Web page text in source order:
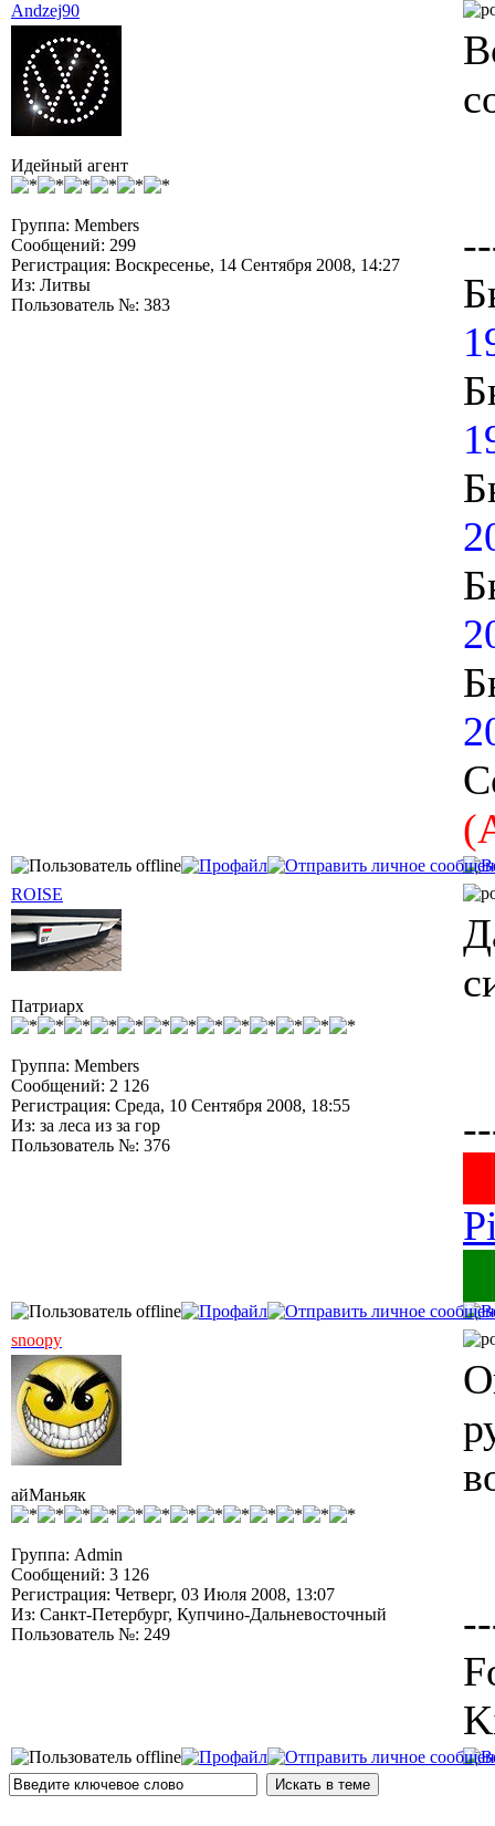
Andzej90
Идейный агент
Группа: Members
Сообщений: 299
Регистрация: Воскресенье, 14 Сентября 2008, 14:27
Из: Литвы
Пользователь №: 383
ROISE
Патриарх
Группа: Members
Сообщений: 2 126
Регистрация: Среда, 10 Сентября 2008, 18:55
Из: за леса из за гор
Пользователь №: 376
snoopy
айМаньяк
Группа: Admin
Сообщений: 3 126
Регистрация: Четверг, 03 Июля 2008, 13:07
Из: Санкт-Петербург, Купчино-Дальневосточный
Пользователь №: 249